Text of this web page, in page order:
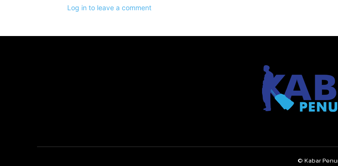
Log in to leave a comment
© Kabar